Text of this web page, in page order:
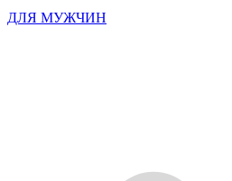
ДЛЯ МУЖЧИН